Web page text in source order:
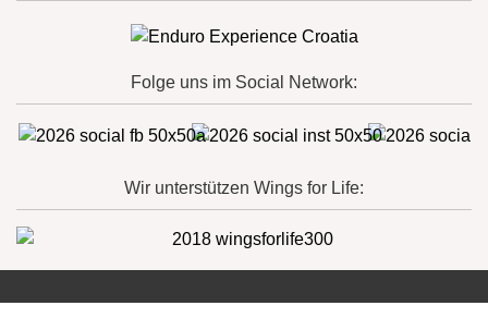
Folge uns im Social Network:
Wir unterstützen Wings for Life: